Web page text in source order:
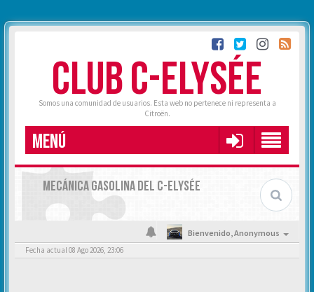
CLUB C-ELYSÉE
Somos una comunidad de usuarios. Esta web no pertenece ni representa a
Citroën.
MENÚ
MECÁNICA GASOLINA DEL C-ELYSÉE
Bienvenido,Anonymous
Fecha actual 08 Ago 2026, 23:06